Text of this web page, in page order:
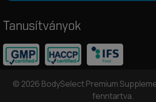
Tanusítványok
© 2026 BodySelect Premium
fenntartva.